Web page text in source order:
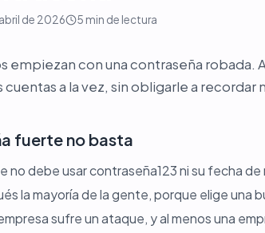
de 2026 5 min de lectura
empiezan con una contraseña robada.
a la vez, sin obligarle a recordar
fuerte no basta
no debe usar contraseña123 ni su fecha
la mayoría de la gente, porque elige una
sufre un ataque, y al menos una